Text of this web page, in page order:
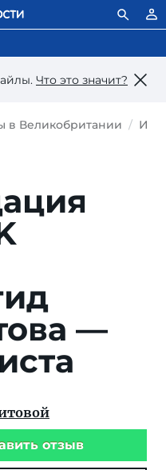
Что это значит?
в Великобритании
—
отзыв